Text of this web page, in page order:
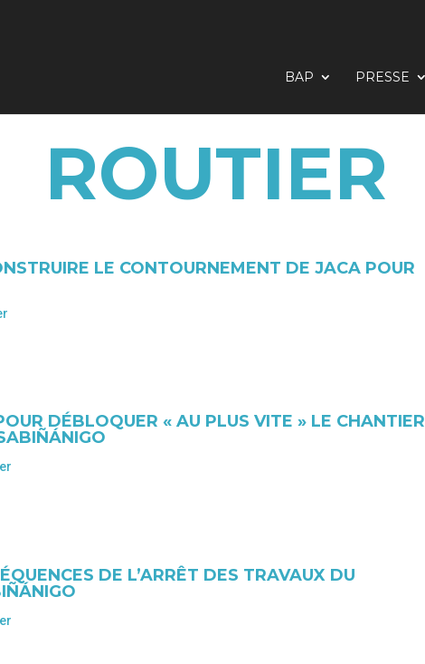
BAP PRESSE
ROUTIER
LE CONTOURNEMENT DE JACA POUR
DÉBLOQUER « AU PLUS VITE » LE CHANTIER
DE L’ARRÊT DES TRAVAUX DU